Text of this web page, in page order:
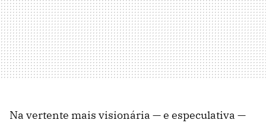
Na vertente mais visionária — e especulativa —